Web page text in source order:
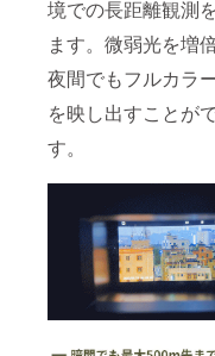
境での長距離観測
ます。微弱光を増倍
夜間でもフルカラ
を映し出すことが
す。